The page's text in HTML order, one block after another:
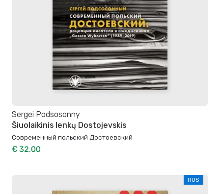
Sergei Podsosonny
Šiuolaikinis lenkų Dostojevskis
Современный польский Достоевский
€ 32,00
RUS